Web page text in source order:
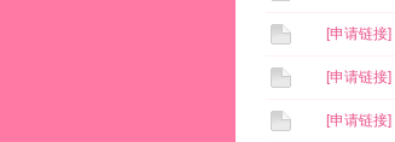
[申请链接]
[申请链接]
[申请链接]